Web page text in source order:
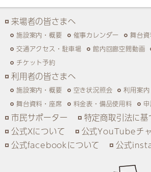
来場者の皆さまへ
施設案内・概要 催事カレンダー
舞台
交通アクセス・駐車場
館内回廊空間動画
チケット予約
利用者の皆さまへ
施設案内・概要 空き状況照会
利用案
舞台資料・座席
料金表・備品使用料
市民サポーター
特定商取引法に基
公式Xについて
公式YouTubeチ
公式facebookについて
公式